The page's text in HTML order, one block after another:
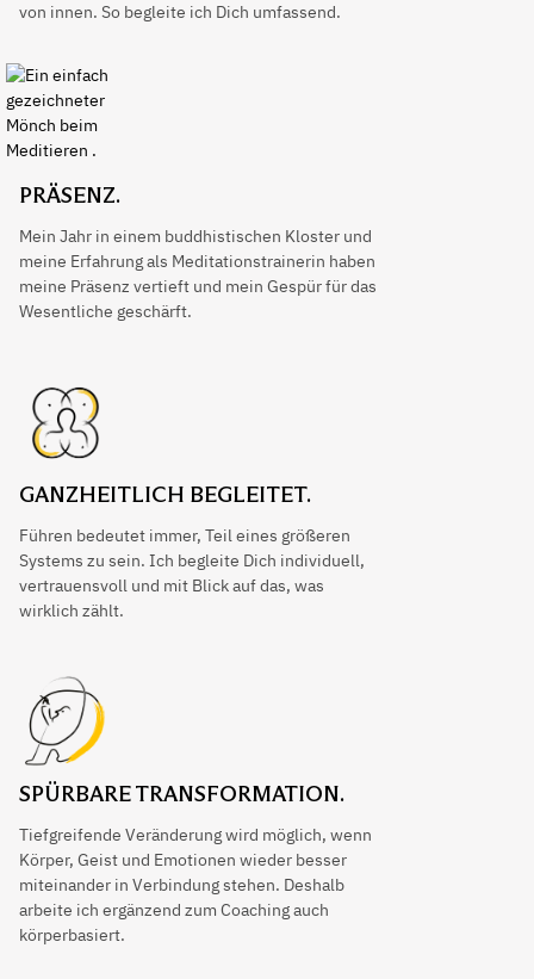
von innen. So begleite ich Dich umfassend.
PRÄSENZ.
Mein Jahr in einem buddhistischen Kloster und
meine Erfahrung als Meditationstrainerin haben
meine Präsenz vertieft und mein Gespür für das
Wesentliche geschärft.
GANZHEITLICH BEGLEITET.
Führen bedeutet immer, Teil eines größeren
Systems zu sein. Ich begleite Dich individuell,
vertrauensvoll und mit Blick auf das, was
wirklich zählt.
SPÜRBARE TRANSFORMATION.
Tiefgreifende Veränderung wird möglich, wenn
Körper, Geist und Emotionen wieder besser
miteinander in Verbindung stehen. Deshalb
arbeite ich ergänzend zum Coaching auch
körperbasiert.